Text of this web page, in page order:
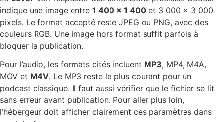
indique une image entre 1 400 × 1 400 et 3 000 × 3 000
pixels. Le format accepté reste JPEG ou PNG, avec des
couleurs RGB. Une image hors format suffit parfois à
bloquer la publication.
Pour l’audio, les formats cités incluent MP3, MP4, M4A,
MOV et M4V. Le MP3 reste le plus courant pour un
podcast classique. Il faut aussi vérifier que le fichier se lit
sans erreur avant publication. Pour aller plus loin,
l’hébergeur doit afficher clairement ces paramètres dans